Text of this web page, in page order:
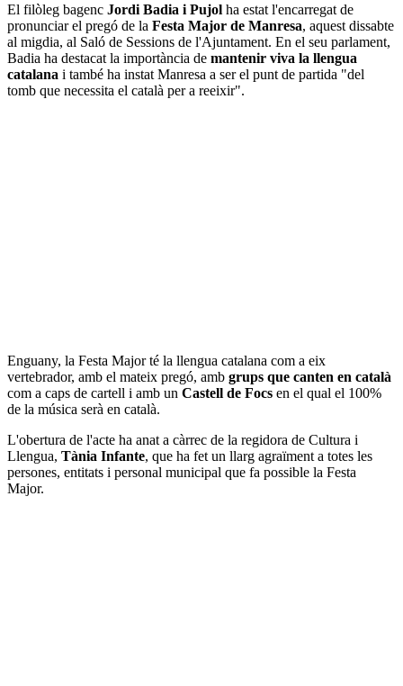
El filòleg bagenc Jordi Badia i Pujol ha estat l'encarregat de
pronunciar el pregó de la Festa Major de Manresa, aquest dissabte
al migdia, al Saló de Sessions de l'Ajuntament. En el seu parlament,
Badia ha destacat la importància de mantenir viva la llengua
catalana i també ha instat Manresa a ser el punt de partida "del
tomb que necessita el català per a reeixir".
Enguany, la Festa Major té la llengua catalana com a eix
vertebrador, amb el mateix pregó, amb grups que canten en català
com a caps de cartell i amb un Castell de Focs en el qual el 100%
de la música serà en català.
L'obertura de l'acte ha anat a càrrec de la regidora de Cultura i
Llengua, Tània Infante, que ha fet un llarg agraïment a totes les
persones, entitats i personal municipal que fa possible la Festa
Major.